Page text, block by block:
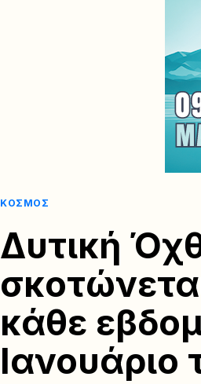
ΚΌΣΜΟΣ
Δυτική
κάθε
Ιανουάριο